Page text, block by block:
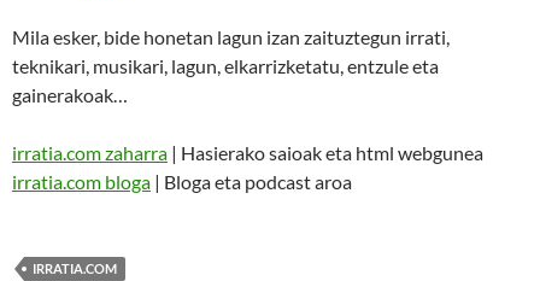
Mila esker, bide honetan lagun izan zaituztegun irrati,
teknikari, musikari, lagun, elkarrizketatu, entzule eta
gainerakoak…
irratia.com zaharra | Hasierako saioak eta html webgunea
irratia.com bloga | Bloga eta podcast aroa
IRRATIA.COM